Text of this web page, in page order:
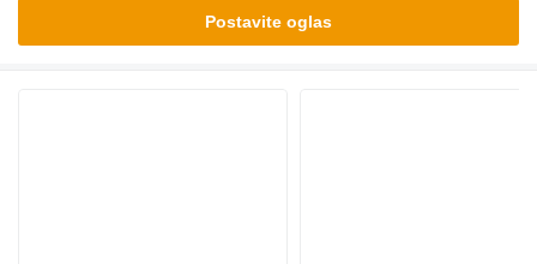
Postavite oglas